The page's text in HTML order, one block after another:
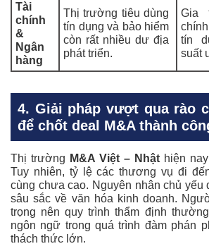
Tài
chính
&
Ngân
hàng
Thị trường tiêu dùng
tín dụng và bảo hiểm
còn rất nhiều dư địa
phát triển.
Gia
tín
suất
4. Giải pháp vượt qua rào
để chốt deal M&A thành
Thị trường M&A Việt – Nhật hiện
Tuy nhiên, tỷ lệ các thương vụ đi
cùng chưa cao. Nguyên nhân chủ yếu
sâu sắc về văn hóa kinh doanh.
trọng nên quy trình thẩm định
ngôn ngữ trong quá trình đàm phán
thách thức lớn.